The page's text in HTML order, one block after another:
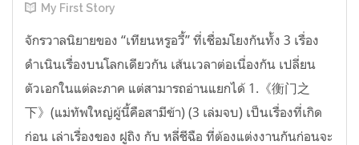
My First Story
จักรวาลนิยายของ “เทียนหรูอวี้” ที่เชื่อมโยงกันทั้ง 3 เรื่อง
ดำเนินเรื่องบนโลกเดียวกัน เส้นเวลาต่อเนื่องกัน เปลี่ยน
ตัวเอกในแต่ละภาค แต่สามารถอ่านแยกได้ 1.《衡门之
下》(แม่ทัพใหญ่ผู้นี้คือสามีข้า) (3 เล่มจบ) เป็นเรื่องที่เกิด
ก่อน เล่าเรื่องของ ฝูถิง กับ หลี่ชีฉือ ที่ต้องแต่งงานกันก่อนจะ